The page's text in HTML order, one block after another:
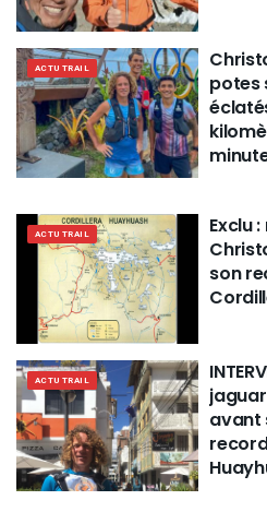
ACTU TRAIL
potes
ACTU TRAIL
Exclu
son
ACTU TRAIL
avant